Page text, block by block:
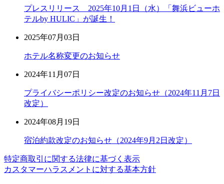
プレスリリース 2025年10月1日（水）「舞浜ビューホ
テルby HULIC」が誕生！
2025年07月03日
ホテル名称変更のお知らせ
2024年11月07日
プライバシーポリシー改定のお知らせ（2024年11月7日
改定）
2024年08月19日
宿泊約款改定のお知らせ（2024年9月2日改定）
特定商取引に関する法律に基づく表示
カスタマーハラスメントに対する基本方針